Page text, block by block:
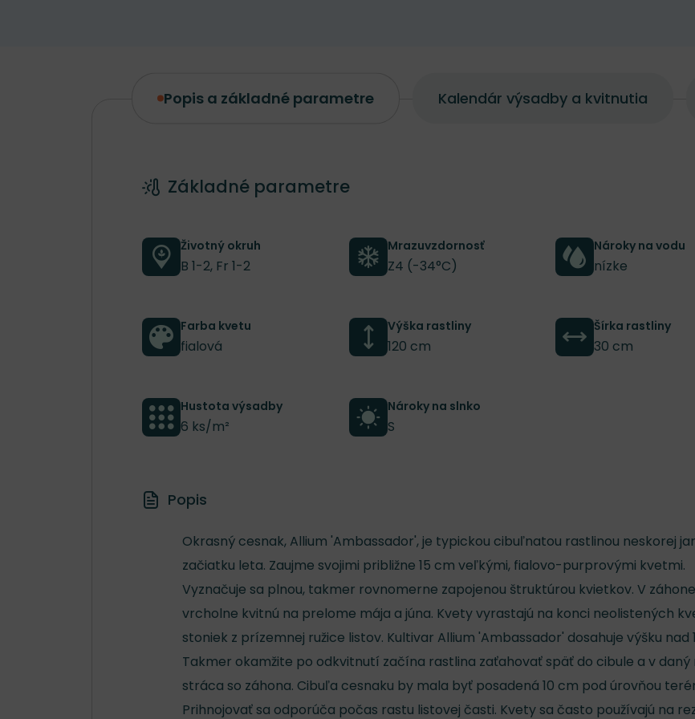
Popis a základné parametre Kalendár výsadby a kvitnutia
Popis a základné parametre
Základné parametre
Životný okruh
B 1-2, Fr 1-2
Mrazuvzdornosť
Z4 (-34°C)
Nároky na vodu
nízke
Farba kvetu
fialová
Výška rastliny
120 cm
Šírka rastliny
30 cm
Hustota výsadby
6 ks/m²
Nároky na slnko
S
Popis
Okrasný cesnak, Allium 'Ambassador', je typickou cibuľnatou rastlinou neskorej
začiatku leta. Zaujme svojimi približne 15 cm veľkými, fialovo-purprovými kvetmi.
Vyznačuje sa plnou, takmer rovnomerne zapojenou štruktúrou kvietkov. V záhone
vrcholne kvitnú na prelome mája a júna. Kvety vyrastajú na konci neolistených
stoniek z prízemnej ružice listov. Kultivar Allium 'Ambassador' dosahuje výšku nad
Takmer okamžite po odkvitnutí začína rastlina zaťahovať späť do cibule a v daný
stráca so záhona. Cibuľa cesnaku by mala byť posadená 10 cm pod úrovňou
Prihnojovať sa odporúča počas rastu listovej časti. Kvety sa často používajú na